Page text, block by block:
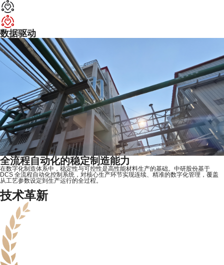
数据驱动
面向批次一致性的数字化质量管理体系
ZYPEEK 的聚合工艺对工艺稳定性和重复性提出了严苛要求。围绕批次一致性这一核
心挑战，中研股份建立了成熟、系统的质量管理与过程控制体系，对抽提时间、温
度、压力、液位及溶剂用量等关键参数实施统一的标准化管理。
技术革新